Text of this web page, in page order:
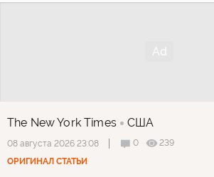
The New York Times США
08 августа 2026 23:08 0
239
ОРИГИНАЛ СТАТЬИ